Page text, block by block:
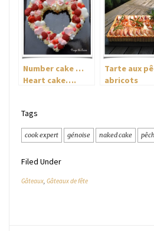
Number cake …
Heart cake….
Tarte aux
abricots
Tags
cook expert génoise naked cake
Filed Under
Gâteaux Gâteaux de fête